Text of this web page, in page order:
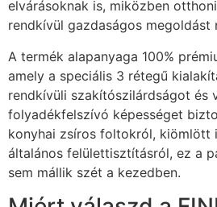
elvárásoknak is, miközben
rendkívül gazdaságos megoldást
A termék alapanyaga 100%
amely a speciális 3 rétegű
rendkívüli szakítószilárdságot és
folyadékfelszívó képességet
konyhai zsíros foltokról, kiömlött
általános felülettisztításról, ez a
sem mállik szét a kezedben.